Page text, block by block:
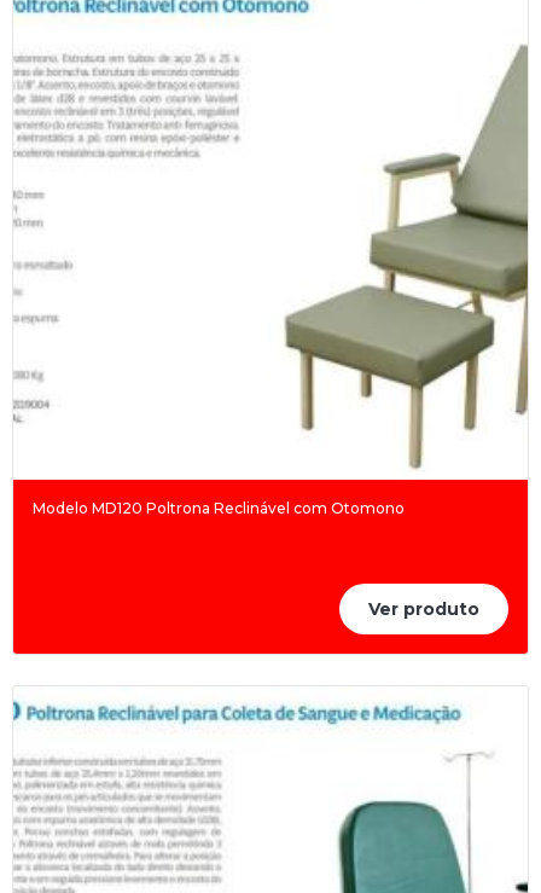
Gerador de Alta Tensão para Backlight dos Monitores DIXTAL
Placa Eletrônica de ECG para os Monitores da DIXTAL DX2023
Tela do Monitor Efficia CM10 da Philips
Modelo MD120 Poltrona Reclinável com Otomono
Ver produto